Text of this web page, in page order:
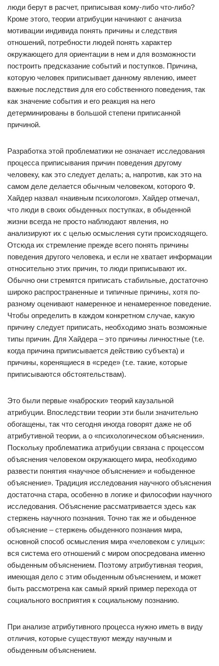
люди берут в расчет, приписывая кому-либо что-либо?
Кроме этого, теории атрибуции начинают с аначиза
мотивации индивида понять причины и следствия
отношений, потребности людей понять характер
окружающего для ориентации в нем и для возможности
построить предсказание событий и поступков. Причина,
которую человек приписывает данному явлению, имеет
важные последствия для его собственного поведения, так
как значение события и его реакция на него
детерминированы в большой степени приписанной
причиной.
Разработка этой проблематики не означает исследования
процесса приписывания причин поведения другому
человеку, как это следует делать; а, напротив, как это на
самом деле делается обычным человеком, которого Ф.
Хайдер назвал «наивным психологом». Хайдер отмечал,
что люди в своих обыденных поступках, в обыденной
жизни всегда не просто наблюдают явления, но
анализируют их с целью осмысления сути происходящего.
Отсюда их стремление прежде всего понять причины
поведения другого человека, и если не хватает информации
относительно этих причин, то люди приписывают их.
Обычно они стремятся приписать стабильные, достаточно
широко распространенные и типичные причины, хотя по-
разному оценивают намеренное и ненамеренное поведение.
Чтобы определить в каждом конкретном случае, какую
причину следует приписать, необходимо знать возможные
типы причин. Для Хайдера – это причины личностные (т.е.
когда причина приписывается действию субъекта) и
причины, коренящиеся в «среде» (т.е. такие, которые
приписываются обстоятельствам).
Это были первые «наброски» теорий каузальной
атрибуции. Впоследствии теории эти были значительно
обогащены, так что сегодня иногда говорят даже не об
атрибутивной теории, а о «психологическом объяснении».
Поскольку проблематика атрибуции связана с процессом
объяснения человеком окружающего мира, необходимо
развести понятия «научное объяснение» и «обыденное
объяснение». Традиция исследования научного объяснения
достаточна стара, особенно в логике и философии научного
исследования. Объяснение рассматривается здесь как
стержень научного познания. Точно так же и обыденное
объяснение – стержень обыденного познания мира,
основной способ осмысления мира «человеком с улицы»:
вся система его отношений с миром опосредована именно
обыденным объяснением. Поэтому атрибутивная теория,
имеющая дело с этим обыденным объяснением, и может
быть рассмотрена как самый яркий пример перехода от
социального восприятия к социальному познанию.
При анализе атрибутивного процесса нужно иметь в виду
отличия, которые существуют между научным и
обыденным объяснением.